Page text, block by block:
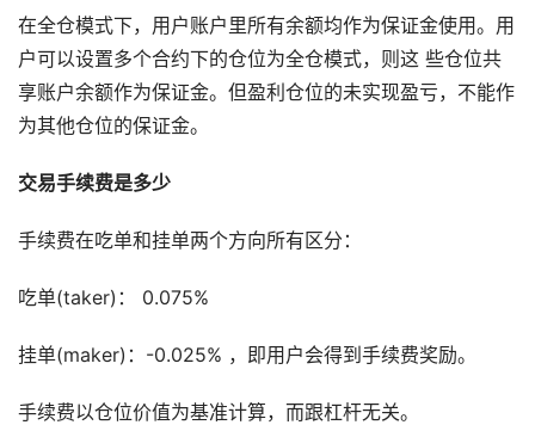
在全仓模式下，⽤户账户⾥所有余额均作为保证⾦使⽤。⽤
户可以设置多个合约下的仓位为全仓模式，则这 些仓位共
享账户余额作为保证⾦。但盈利仓位的未实现盈亏，不能作
为其他仓位的保证⾦。
交易手续费是多少
手续费在吃单和挂单两个方向所有区分：
吃单(taker)： 0.075%
挂单(maker)：-0.025% ，即用户会得到手续费奖励。
手续费以仓位价值为基准计算，而跟杠杆无关。